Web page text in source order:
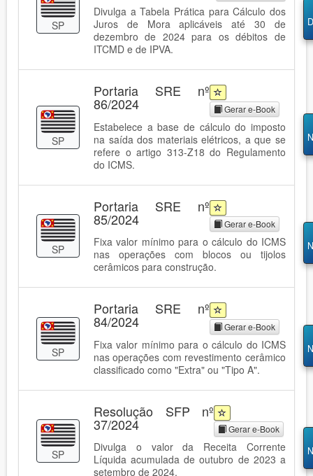
SP
Divulga a Tabela Prática para Cálculo dos
Juros de Mora aplicáveis até 30 de
dezembro de 2024 para os débitos de
ITCMD e de IPVA.
SP
Portaria SRE nº
86/2024 Gerar e-Book
Estabelece a base de cálculo do imposto
na saída dos materiais elétricos, a que se
refere o artigo 313-Z18 do Regulamento
do ICMS.
SP
Portaria SRE nº
85/2024 Gerar e-Book
Fixa valor mínimo para o cálculo do ICMS
nas operações com blocos ou tijolos
cerâmicos para construção.
SP
Portaria SRE nº
84/2024 Gerar e-Book
Fixa valor mínimo para o cálculo do ICMS
nas operações com revestimento cerâmico
classificado como "Extra" ou "Tipo A".
SP
Resolução SFP nº
37/2024 Gerar e-Book
Divulga o valor da Receita Corrente
Líquida acumulada de outubro de 2023 a
setembro de 2024.